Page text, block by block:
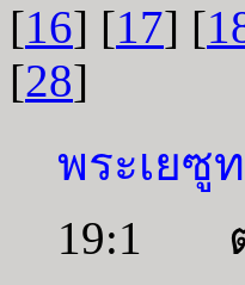
[16] [17] [
[28]
พระเยซู
19:1 ต่